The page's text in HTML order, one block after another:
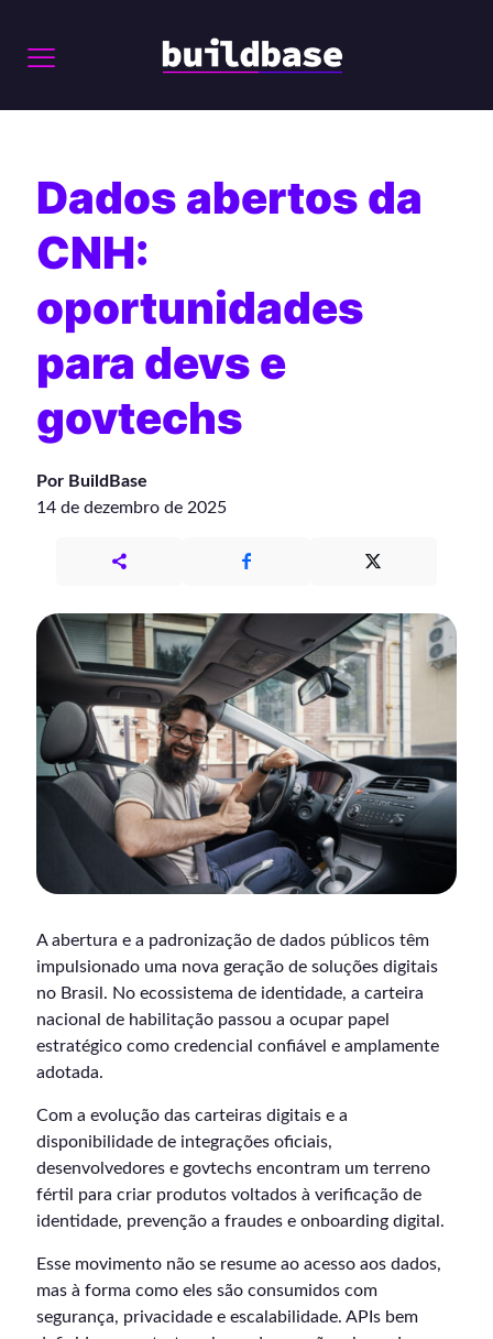
Dados abertos da
CNH:
oportunidades
para devs e
govtechs
Por BuildBase
14 de dezembro de 2025
A abertura e a padronização de dados públicos têm
impulsionado uma nova geração de soluções digitais
no Brasil. No ecossistema de identidade, a carteira
nacional de habilitação passou a ocupar papel
estratégico como credencial confiável e amplamente
adotada.
Com a evolução das carteiras digitais e a
disponibilidade de integrações oficiais,
desenvolvedores e govtechs encontram um terreno
fértil para criar produtos voltados à verificação de
identidade, prevenção a fraudes e onboarding digital.
Esse movimento não se resume ao acesso aos dados,
mas à forma como eles são consumidos com
segurança, privacidade e escalabilidade. APIs bem